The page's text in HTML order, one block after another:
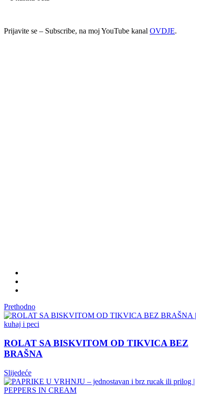
Prijavite se – Subscribe, na moj YouTube kanal OVDJE.
Prethodno
ROLAT SA BISKVITOM OD TIKVICA BEZ
BRAŠNA
Slijedeće